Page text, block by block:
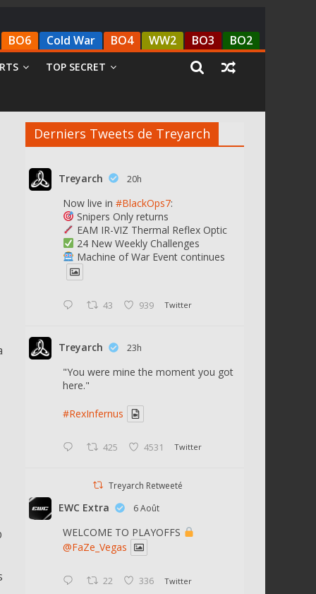
BO6 Cold War BO4 WW2 BO3 BO2
TOP SECRET
Derniers Tweets de Treyarch
Treyarch 20h
Now live in #BlackOps7:
Snipers Only returns
EAM IR-VIZ Thermal Reflex Optic
24 New Weekly Challenges
Machine of War Event continues
43 939 Twitter
Treyarch 23h
"You were mine the moment you got
here."
#RexInfernus
425 4531 Twitter
Treyarch Retweeté
EWC Extra 6 Août
WELCOME TO PLAYOFFS
@FaZe_Vegas
22 336 Twitter